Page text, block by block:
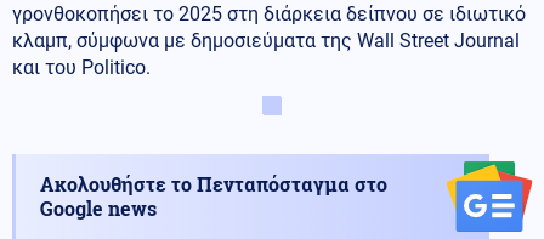
γρονθοκοπήσει το 2025 στη διάρκεια δείπνου σε ιδιωτικό
κλαμπ, σύμφωνα με δημοσιεύματα της Wall Street Journal
και του Politico.
Ακολουθήστε το Πενταπόσταγμα στο
Google news